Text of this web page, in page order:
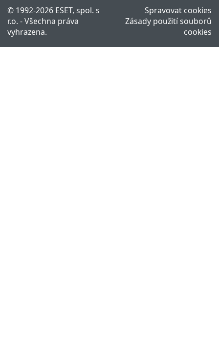
© 1992-2026 ESET, spol. s
r.o. - Všechna práva
vyhrazena.
Spravovat cookies
Zásady použití souborů
cookies